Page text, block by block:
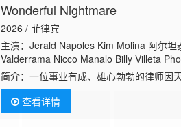
Wonderful Nightmare
2026 / 菲律宾
主演：Jerald Napoles Kim Molina 阿尔
Valderrama Nicco Manalo Billy Villeta
Soriano Yumi Lacsamana Divine Aucina
简介：一位事业有成、雄心勃勃的律师因
查看详情